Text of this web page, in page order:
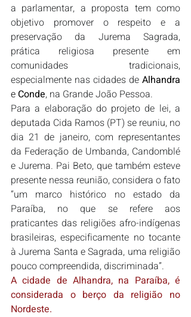
a parlamentar, a proposta tem como
objetivo promover o respeito e a
preservação da Jurema Sagrada,
prática religiosa presente em
comunidades tradicionais,
especialmente nas cidades de Alhandra
e Conde, na Grande João Pessoa.
Para a elaboração do projeto de lei, a
deputada Cida Ramos (PT) se reuniu, no
dia 21 de janeiro, com representantes
da Federação de Umbanda, Candomblé
e Jurema. Pai Beto, que também esteve
presente nessa reunião, considera o fato
“um marco histórico no estado da
Paraíba, no que se refere aos
praticantes das religiões afro-indígenas
brasileiras, especificamente no tocante
à Jurema Santa e Sagrada, uma religião
pouco compreendida, discriminada”.
A cidade de Alhandra, na Paraíba, é
considerada o berço da religião no
Nordeste.